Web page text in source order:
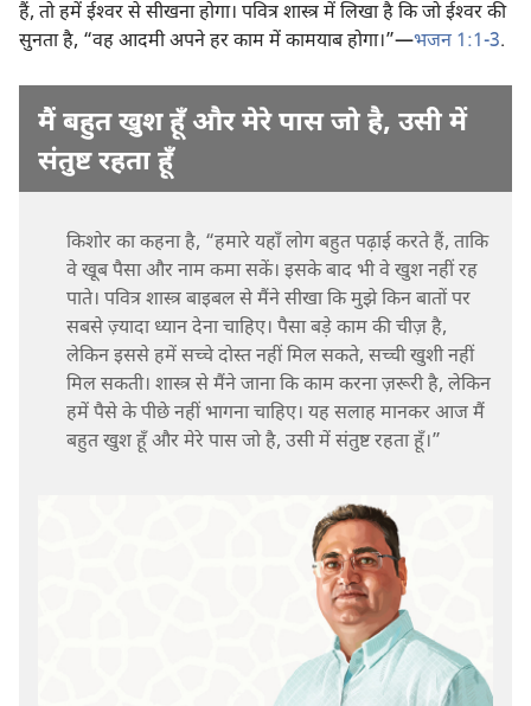
हैं, तो हमें ईश्‍वर से सीखना होगा। पवित्र शास्त्र में लिखा है कि जो ईश्‍वर की
सुनता है, “वह आदमी अपने हर काम में कामयाब होगा।”​—भजन 1:1-3.
मैं बहुत खुश हूँ और मेरे पास जो है, उसी में
संतुष्ट रहता हूँ
किशोर का कहना है, “हमारे यहाँ लोग बहुत पढ़ाई करते हैं, ताकि
वे खूब पैसा और नाम कमा सकें। इसके बाद भी वे खुश नहीं रह
पाते। पवित्र शास्त्र बाइबल से मैंने सीखा कि मुझे किन बातों पर
सबसे ज़्यादा ध्यान देना चाहिए। पैसा बड़े काम की चीज़ है,
लेकिन इससे हमें सच्चे दोस्त नहीं मिल सकते, सच्ची खुशी नहीं
मिल सकती। शास्त्र से मैंने जाना कि काम करना ज़रूरी है, लेकिन
हमें पैसे के पीछे नहीं भागना चाहिए। यह सलाह मानकर आज मैं
बहुत खुश हूँ और मेरे पास जो है, उसी में संतुष्ट रहता हूँ।”